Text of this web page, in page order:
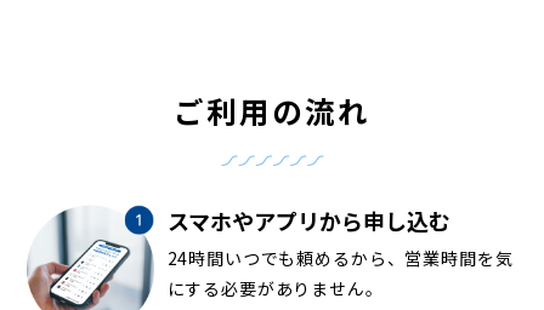
ご利用の流れ
スマホやアプリから申し込む
24時間いつでも頼めるから、営業時間を気
にする必要がありません。